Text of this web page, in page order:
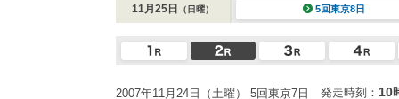
11月25日 （日曜） 5回東京8日
2007年11月24日（土曜） 5回東京7日 発走時刻： 10